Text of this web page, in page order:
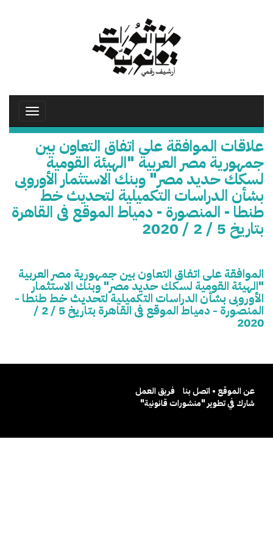
Toggle
علاقات الموافقة على اتفاق التعاون بين
جمهورية مصر العربية "الهيئة القومية
لسكك حديد مصر" وبنك الاستثمار الأوروبى
بشأن الدراسات التكميلية لتحديث خط
طنطا - المنصورة - دمياط الموقع فى القاهرة
بتاريخ 5 / 2 / 2020
الموافقة على اتفاق التعاون بين جمهورية مصر العربية
"الهيئة القومية لسكك حديد مصر" وبنك الاستثمار
الأوروبى بشأن الدراسات التكميلية لتحديث خط طنطا -
المنصورة - دمياط الموقع فى القاهرة بتاريخ 5 / 2 /
2020
عن الموقع • اتصل بنا
فريق العمل
شارك في تطوير "منشورات قانونية"